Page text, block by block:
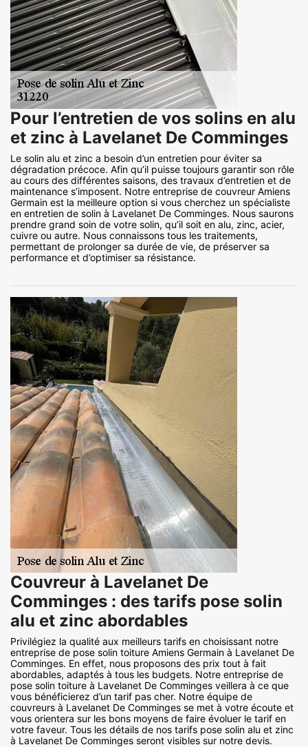
Pour l’entretien de vos solins en alu
et zinc à Lavelanet De Comminges
Le solin alu et zinc a besoin d’un entretien pour éviter sa
dégradation précoce. Afin qu’il puisse toujours garantir son rôle
au cours des différentes saisons, des travaux d’entretien et de
maintenance s’imposent. Notre entreprise de couvreur Amiens
Germain est la meilleure option si vous cherchez un spécialiste
en entretien de solin à Lavelanet De Comminges. Nous saurons
prendre grand soin de votre solin, qu’il soit en alu, zinc, acier,
cuivre ou autre. Nous connaissons tous les traitements,
permettant de prolonger sa durée de vie, de préserver sa
performance et d’optimiser sa résistance.
Couvreur à Lavelanet De
Comminges : des tarifs pose solin
alu et zinc abordables
Privilégiez la qualité aux meilleurs tarifs en choisissant notre
entreprise de pose solin toiture Amiens Germain à Lavelanet De
Comminges. En effet, nous proposons des prix tout à fait
abordables, adaptés à tous les budgets. Notre entreprise de
pose solin toiture à Lavelanet De Comminges veillera à ce que
vous bénéficierez d’un tarif pas cher. Notre équipe de
couvreurs à Lavelanet De Comminges se met à votre écoute et
vous orientera sur les bons moyens de faire évoluer le tarif en
votre faveur. Tous les détails de nos tarifs pose solin alu et zinc
à Lavelanet De Comminges seront visibles sur notre devis.